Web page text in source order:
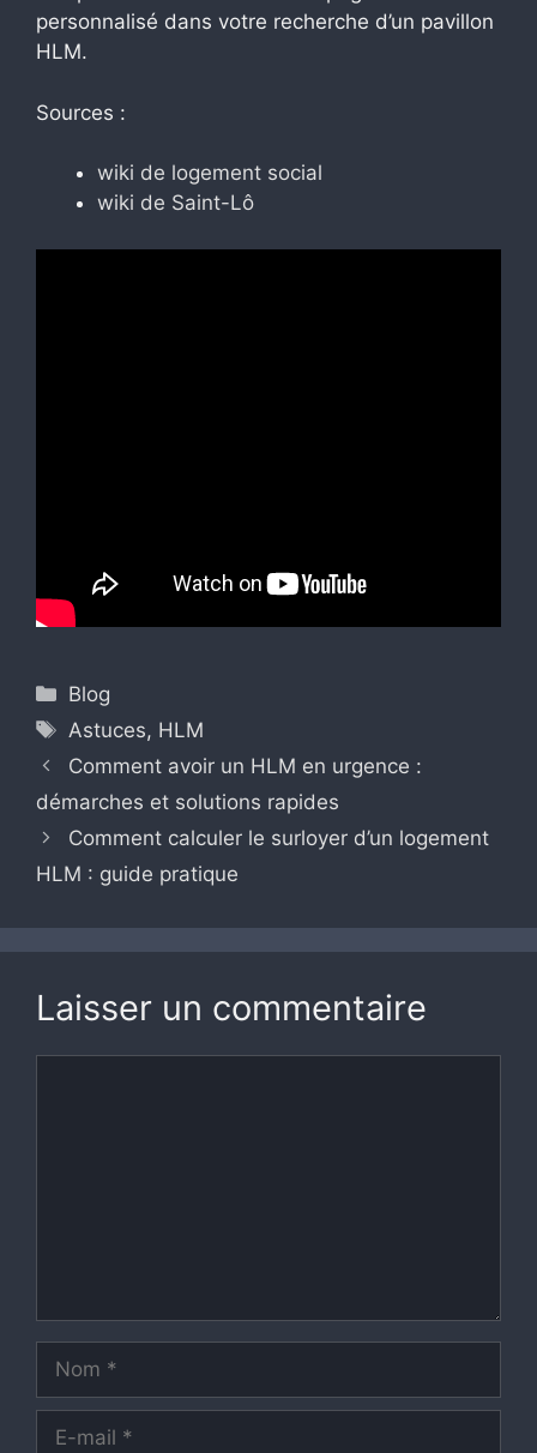
personnalisé dans votre recherche d’un pavillon
HLM.
Sources :
wiki de logement social
wiki de Saint-Lô
Catégories
Blog
Étiquettes
Astuces, HLM
Comment avoir un HLM en urgence :
démarches et solutions rapides
Comment calculer le surloyer d’un logement
HLM : guide pratique
Laisser un commentaire